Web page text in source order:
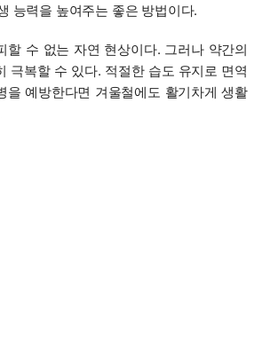
능력을 높여주는 좋은 방법이다.
할 수 없는 자연 현상이다. 그러나 약간의
극복할 수 있다. 적절한 습도 유지로 면역
을 예방한다면 겨울철에도 활기차게 생활